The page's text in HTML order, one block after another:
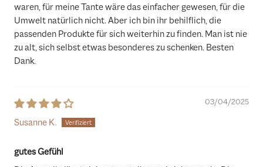
waren, für meine Tante wäre das einfacher gewesen, für die
Umwelt natürlich nicht. Aber ich bin ihr behilflich, die
passenden Produkte für sich weiterhin zu finden. Man ist nie
zu alt, sich selbst etwas besonderes zu schenken. Besten
Dank.
03/04/2025
Susanne K.
gutes Gefühl